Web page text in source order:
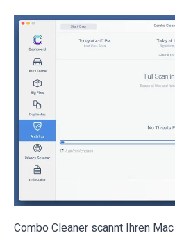
Combo Cleaner scannt Ihren